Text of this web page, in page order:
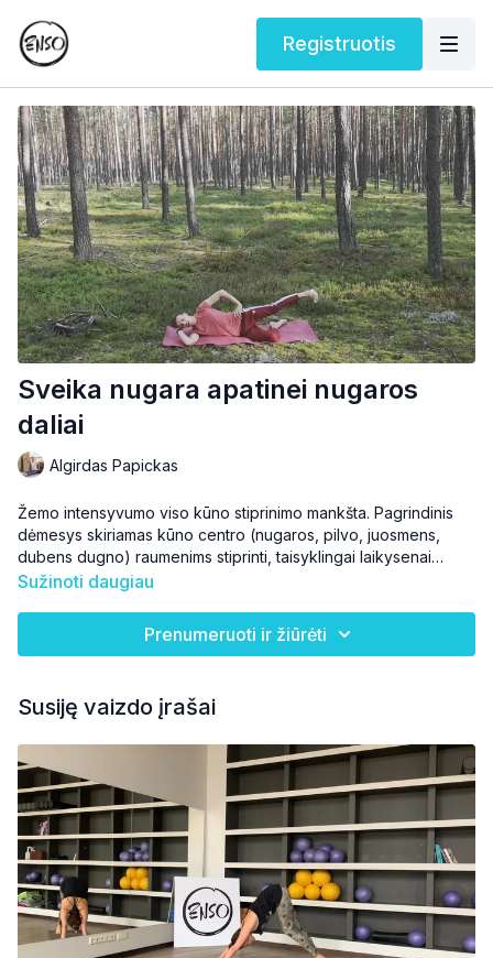
Registruotis
Sveika nugara apatinei nugaros
daliai
Algirdas Papickas
Žemo intensyvumo viso kūno stiprinimo mankšta. Pagrindinis
dėmesys skiriamas kūno centro (nugaros, pilvo, juosmens,
dubens dugno) raumenims stiprinti, taisyklingai laikysenai
formuoti. Tinka bet kokio fizinio pasirengimo žmonėms.
Sužinoti daugiau
Prenumeruoti ir žiūrėti
Susiję vaizdo įrašai